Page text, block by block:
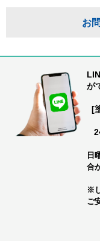
お
が
[
日
合
※
ご